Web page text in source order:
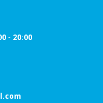
- 20:00